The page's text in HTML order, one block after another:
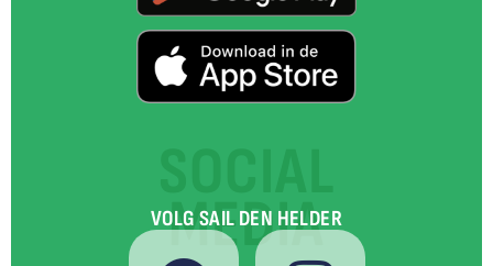
MEDIA
VOLG SAIL DEN HELDER